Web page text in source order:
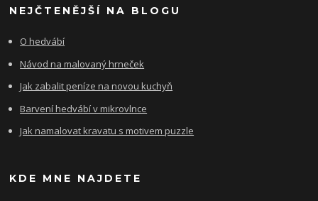
NEJČTENĚJŠÍ NA BLOGU
O hedvábí
Návod na malovaný hrneček
Jak zabalit peníze na novou kuchyň
Barvení hedvábí v mikrovlnce
Jak namalovat kravatu s motivem puzzle
KDE MNE NAJDETE